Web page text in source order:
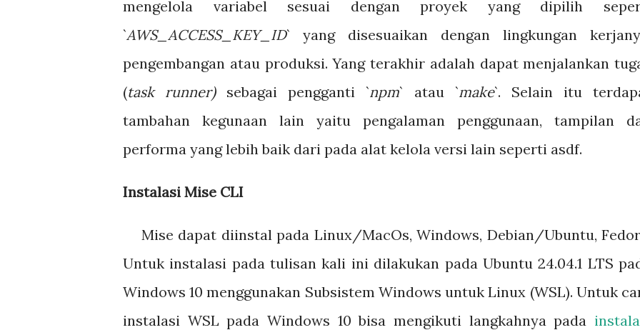
mengelola variabel sesuai dengan proyek yang dipilih
`AWS_ACCESS_KEY_ID` yang disesuaikan dengan lingkungan
pengembangan atau produksi. Yang terakhir adalah dapat menjalankan
(task runner) sebagai pengganti `npm` atau `make`. Selain itu
tambahan kegunaan lain yaitu pengalaman penggunaan, tampilan
performa yang lebih baik dari pada alat kelola versi lain seperti asdf.
Instalasi Mise CLI
Mise dapat diinstal pada Linux/MacOs, Windows, Debian/Ubuntu,
Untuk instalasi pada tulisan kali ini dilakukan pada Ubuntu 24.04.1 LTS
Windows 10 menggunakan Subsistem Windows untuk Linux (WSL). Untuk
instalasi WSL pada Windows 10 bisa mengikuti langkahnya pada